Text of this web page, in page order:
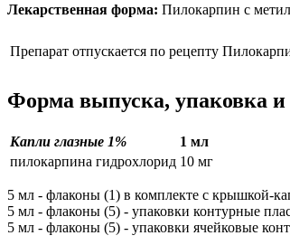
Лекарственная форма: Пилокарпин с
Препарат отпускается по рецепту
Форма выпуска, упаковка и
Капли глазные 1%
1 мл
пилокарпина гидрохлорид 10 мг
5 мл - флаконы (1) в комплекте с крышкой-
5 мл - флаконы (5) - упаковки контурные
5 мл - флаконы (5) - упаковки ячейковые